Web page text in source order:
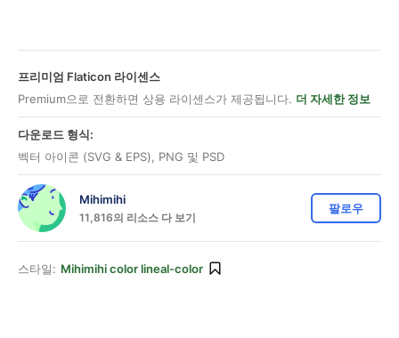
프리미엄 Flaticon 라이센스
Premium으로 전환하면 상용 라이센스가 제공됩니다. 더 자세한 정보
다운로드 형식:
벡터 아이콘 (SVG & EPS), PNG 및 PSD
Mihimihi
11,816의 리소스 다 보기
팔로우
스타일: Mihimihi color lineal-color